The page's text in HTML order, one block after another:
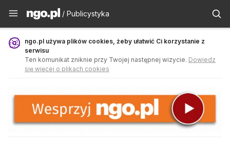
Publicystyka - ngo.pl
/ Publicystyka
ngo.pl używa plików cookies, żeby ułatwić Ci korzystanie z
serwisu
Ten komunikat zniknie przy Twojej następnej wizycie. Dowiedz
się więcej o plikach cookies